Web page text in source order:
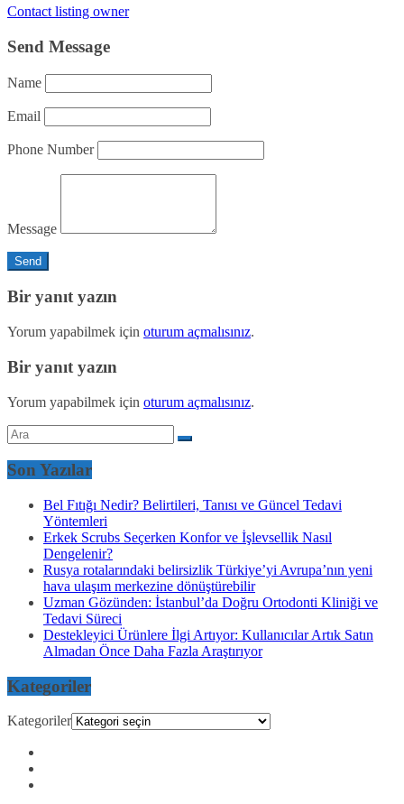
Contact listing owner
Send Message
Name
Email
Phone Number
Message
Bir yanıt yazın
Yorum yapabilmek için oturum açmalısınız.
Bir yanıt yazın
Yorum yapabilmek için oturum açmalısınız.
Son Yazılar
Bel Fıtığı Nedir? Belirtileri, Tanısı ve Güncel Tedavi
Yöntemleri
Erkek Scrubs Seçerken Konfor ve İşlevsellik Nasıl
Dengelenir?
Rusya rotalarındaki belirsizlik Türkiye’yi Avrupa’nın yeni
hava ulaşım merkezine dönüştürebilir
Uzman Gözünden: İstanbul’da Doğru Ortodonti Kliniği ve
Tedavi Süreci
Destekleyici Ürünlere İlgi Artıyor: Kullanıcılar Artık Satın
Almadan Önce Daha Fazla Araştırıyor
Kategoriler
Kategoriler